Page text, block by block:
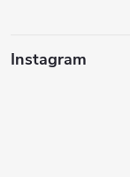
Instagram